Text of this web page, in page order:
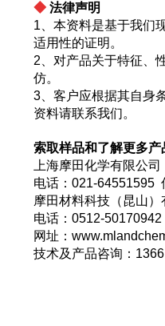
◆ 法律声明
1、本资料是基于我们
适用性的证明。
2、对产品关于特征、
仿。
3、客户应根据其自身
资料请联系我们。
索取样品和了解更多
上海摩田化学有限公司
电话：021-64551595
摩田材料科技（昆山）
电话：0512-
网址：
技术及产品咨询：